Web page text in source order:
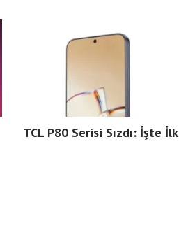
TCL P80 Serisi Sızdı: İşte İlk